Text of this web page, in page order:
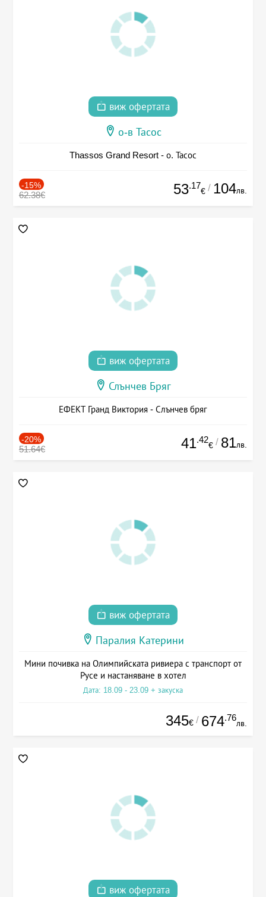
виж офертата
о-в Тасос
Thassos Grand Resort - о. Тасос
-15%
62.38€ 53.17
€ / 104лв.
виж офертата
Слънчев Бряг
ЕФЕКТ Гранд Виктория - Слънчев бряг
-20%
51.64€ 41.42
€ / 81лв.
виж офертата
Паралия Катерини
Мини почивка на Олимпийската ривиера с транспорт от
Русе и настаняване в хотел
Дата: 18.09 - 23.09 + закуска
345€ / 674.76
лв.
виж офертата